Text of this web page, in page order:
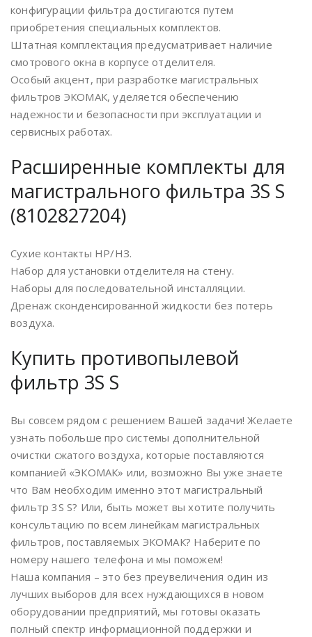
конфигурации фильтра достигаются путем
приобретения специальных комплектов.
Штатная комплектация предусматривает наличие
смотрового окна в корпусе отделителя.
Особый акцент, при разработке магистральных
фильтров ЭКОМАК, уделяется обеспечению
надежности и безопасности при эксплуатации и
сервисных работах.
Расширенные комплекты для
магистрального фильтра 3S S
(8102827204)
Сухие контакты НР/НЗ.
Набор для установки отделителя на стену.
Наборы для последовательной инсталляции.
Дренаж сконденсированной жидкости без потерь
воздуха.
Купить противопылевой
фильтр 3S S
Вы совсем рядом с решением Вашей задачи! Желаете
узнать побольше про системы дополнительной
очистки сжатого воздуха, которые поставляются
компанией «ЭКОМАК» или, возможно Вы уже знаете
что Вам необходим именно этот магистральный
фильтр 3S S? Или, быть может вы хотите получить
консультацию по всем линейкам магистральных
фильтров, поставляемых ЭКОМАК? Наберите по
номеру нашего телефона и мы поможем!
Наша компания – это без преувеличения один из
лучших выборов для всех нуждающихся в новом
оборудовании предприятий, мы готовы оказать
полный спектр информационной поддержки и